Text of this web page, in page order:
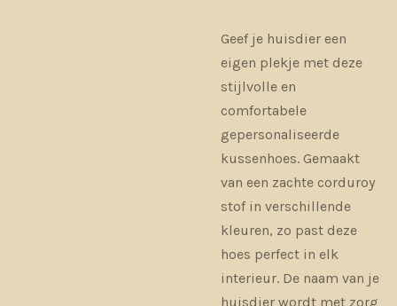
Geef je huisdier een
eigen plekje met deze
stijlvolle en
comfortabele
gepersonaliseerde
kussenhoes. Gemaakt
van een zachte corduroy
stof in verschillende
kleuren, zo past deze
hoes perfect in elk
interieur. De naam van je
huisdier wordt met zorg